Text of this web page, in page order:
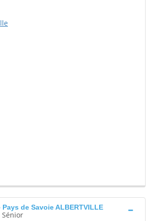
de Savoie ALBERTVILLE